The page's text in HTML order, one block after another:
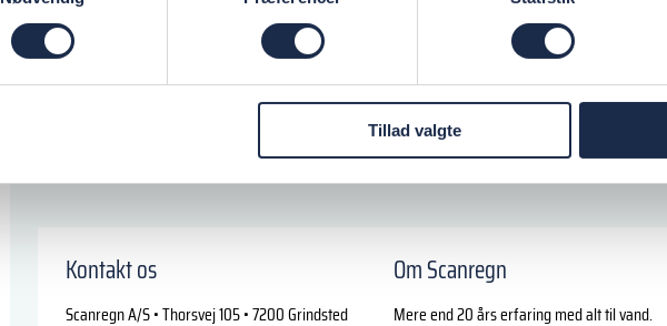
Tillad valgte
Kontakt os
Scanregn A/S • Thorsvej 105 • 7200 Grindsted
Om Scanregn
Mere end 20 års erfaring med alt til vand.